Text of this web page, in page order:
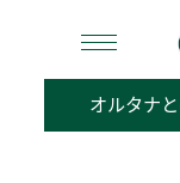
検
オルタナ